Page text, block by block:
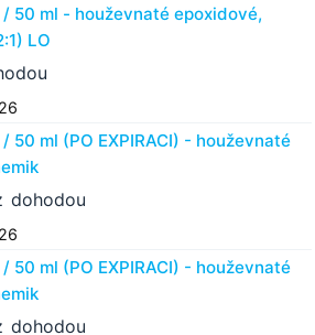
50 ml - houževnaté epoxidové,
LO
ml (PO EXPIRACI) - houževnaté
dohodou
ml (PO EXPIRACI) - houževnaté
dohodou